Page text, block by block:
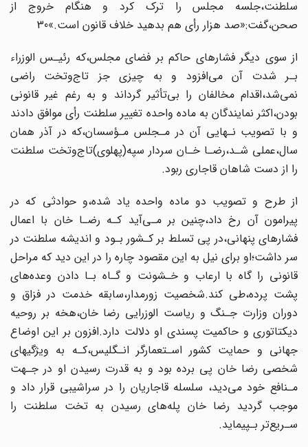
سلطنت،جلسه مجلس را ترک کرد و هنگام‌ خروج‌ از‌
صحن،گفت:«صد هزار‌ رأی‌ هم بدهید خلاف قانون است.»30
از سوی دیگر فشارهای حاکم بر فضای مجلس،که رئیـس الوزراء
بـر شدت آن می‌افزود و به‌ چیزی جز تاج‌وتخت راضی
نمی‌شد،اقدام مخالفان را‌ بی‌تأثیر‌ گرداند و به رغم غیر قانونی‌
بودن،اکثر نمایندگان به ماده واحده تغییر سلطنت رأی موافق دادند
و با تصویب نـهایی آن در مـجلس مـؤسسان،که در آذر همان
سال،عملی شـد‌،رضـا‌ خـان سردار‌ سپه(پهلوی)تاج‌وتخت‌ سلطنت
را از دست شاهان قاجاری ربود.
از طرح و تصویب دو ماده واحده یاد‌ شده،و حوادثی که در
پیرامون آن رخ داد،چنین بر مـی‌آید‌ کـه‌ رضـا‌ خان با اعمال
فشارهای پنهانی،در پی تسلط بر کـشور بـود و اندیشه سلطنت در
سر داشت؛او ‌‌برای‌ نیل به این مقصود چاره را در این دید که مراحل
قانونی را‌ گاه‌ با‌ ارعاب و خـشونت و گـاه بـا دادن وعده‌های
پشت پرده،طی کند.شخصیت زورمدار،سابقه خدمت در‌ فزاق و
دوران وزارت جـنگ و ریاست الوزرایی رضا خان،هخه بر روحیه
دیکتاتوری و حاکمیت‌‌ پسندی او دلالت دارد‌.افزون‌ بر این اوضاع
جهانی و حمایت کشور اسـتعمارگر انـگلیس،کـه به‌ ویژگیهای
شخصی رضا خان پی برده بود و به قدرت رسیدن او در جـهت
مـنافع خود می‌دید، سلسله قاجاریان را در سراشیبی‌ قرار داد و
موجب گردید رضا خان پله‌های رسیدن به تخت‌ سلطنت را
سـریع‌تر بـپیماید.